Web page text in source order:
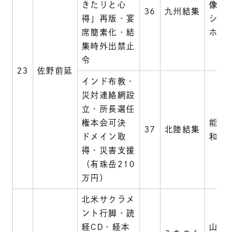
23 佐野前延
きたりと心
得」再版・宴
席簡素化・結
集時外出禁止
令
36 九州結集
像護
シ
ホテ
インド布教・
災対連絡網設
立・所長選任
権本会可決
ドメイン取
得・災害支援
（有珠岳210
万円）
37 北陸結集
能登
和倉
北米サクラメ
ント行脚・読
経CD・経本
山形